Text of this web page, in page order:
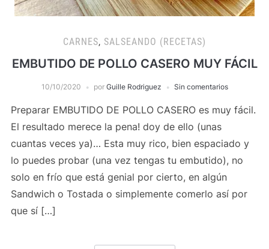
CARNES, SALSEANDO (RECETAS)
EMBUTIDO DE POLLO CASERO MUY FÁCIL
10/10/2020 por Guille Rodriguez Sin comentarios
Preparar EMBUTIDO DE POLLO CASERO es muy fácil.
El resultado merece la pena! doy de ello (unas
cuantas veces ya)… Esta muy rico, bien espaciado y
lo puedes probar (una vez tengas tu embutido), no
solo en frío que está genial por cierto, en algún
Sandwich o Tostada o simplemente comerlo así por
que sí […]